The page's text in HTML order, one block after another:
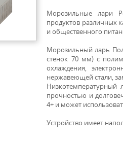
Морозильные лари
продуктов различных
и общественного
Морозильный ларь
стенок 70 мм) с
охлаждения,
нержавеющей стали,
Низкотемпературный
прочностью и
4+ и может
Устройство имеет